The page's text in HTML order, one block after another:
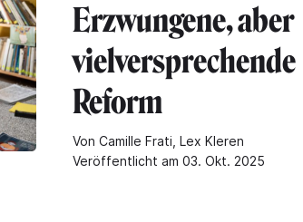
Erzwungene, aber
vielversprechende
Reform
Von Camille Frati, Lex Kleren
Veröffentlicht am 03. Okt. 2025